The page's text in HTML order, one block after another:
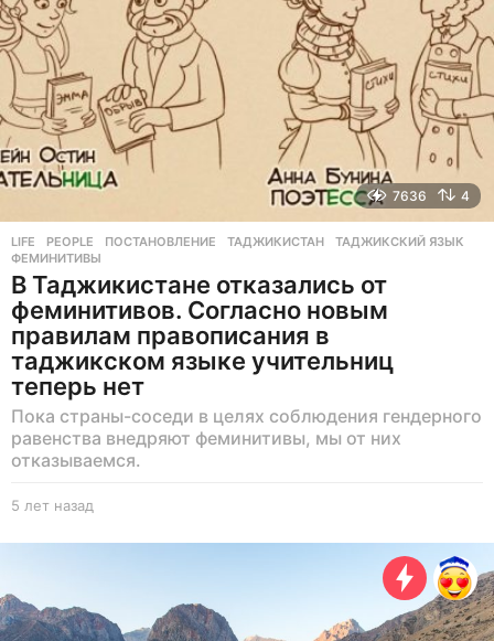
7636 4
LIFE ,PEOPLE ПОСТАНОВЛЕНИЕ ,ТАДЖИКИСТАН ,ТАДЖИКСКИЙ ЯЗЫК
ФЕМИНИТИВЫ
В Таджикистане отказались от
феминитивов. Согласно новым
правилам правописания в
таджикском языке учительниц
теперь нет
Пока страны-соседи в целях соблюдения гендерного
равенства внедряют феминитивы, мы от них
отказываемся.
5 лет назад
е
а
з